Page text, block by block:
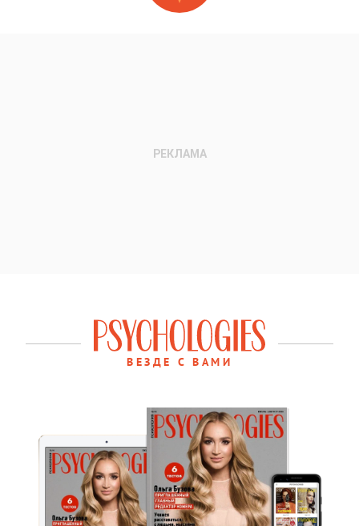
ВЕЗДЕ С ВАМИ